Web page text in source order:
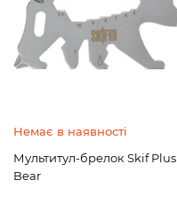
Немає в наявності
Мультитул-брелок Skif Plus
Bear